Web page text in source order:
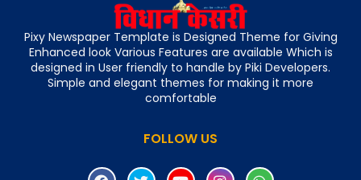
Pixy Newspaper Template is Designed Theme for Giving
Enhanced look Various Features are available Which is
designed in User friendly to handle by Piki Developers.
Simple and elegant themes for making it more
comfortable
FOLLOW US